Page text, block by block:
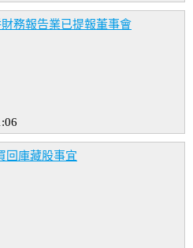
務報告業已提報董事會
回庫藏股事宜